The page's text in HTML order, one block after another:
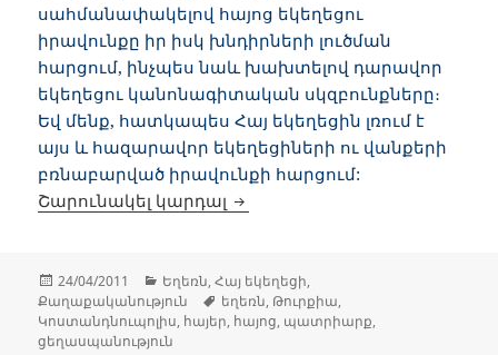
սահմանափակելով հայոց եկեղեցու
իրավունքը իր իսկ խնդիրների լուծման
հարցում, ինչպես նաև խախտելով դարավոր
եկեղեցու կանոնագիտական սկզբունքները։
Եվ մենք, հատկապես Հայ եկեղեցին լռում է
այս և հազարավոր եկեղեցիների ու վանքերի
բռնաբարված իրավունքի հարցում:
Շարունակել կարդալ Թուրքիան պետք է ճանաչի
Հրատարակված՝
24/04/2011 Կարգեր
Եղեռն,Հայ եկեղեցի,
Քաղաքականություն
Պիտակներ
եղեռն, Թուրքիա,
Կոստանդնուպոլիս, հայեր, հայոց, պատրիարք,
ցեղասպանություն